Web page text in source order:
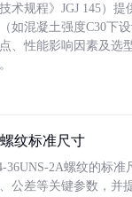
术规程》JGJ 145）提
如混凝土强度C30下设
、性能影响因素及选
纹标准尺寸
36UNS-2A螺纹的标准
公差等关键参数，并